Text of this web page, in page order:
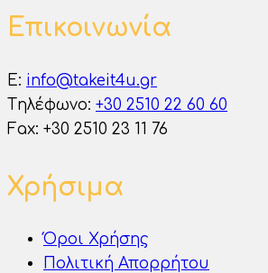
Επικοινωνία
E: info@takeit4u.gr
Tηλέφωνο: +30 2510 22 60 60
Fax: +30 2510 23 11 76
Χρήσιμα
Όροι Χρήσης
Πολιτική Απορρήτου